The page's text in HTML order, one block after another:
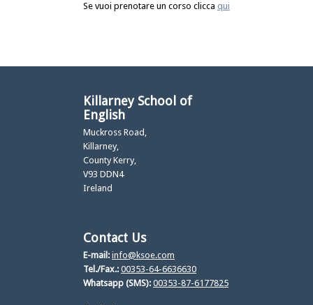
Se vuoi prenotare un corso clicca qui
Killarney School of
English
Muckross Road,
Killarney,
County Kerry,
V93 DDN4
Ireland
Contact Us
E-mail: info@ksoe.com
Tel./Fax.: 00353-64-6636630
Whatsapp (SMS): 00353-87-6177825